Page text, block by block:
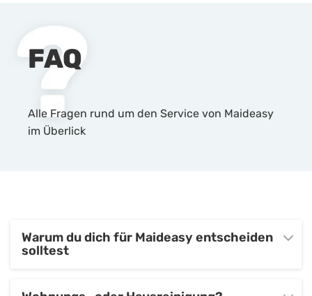
FAQ
Alle Fragen rund um den Service von Maideasy
im Überlick
Warum du dich für Maideasy entscheiden
solltest